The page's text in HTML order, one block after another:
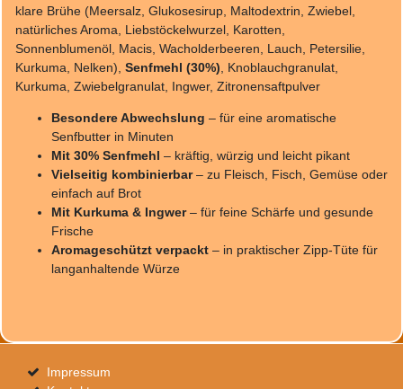
klare Brühe (Meersalz, Glukosesirup, Maltodextrin, Zwiebel,
natürliches Aroma, Liebstöckelwurzel, Karotten,
Sonnenblumenöl, Macis, Wacholderbeeren, Lauch, Petersilie,
Kurkuma, Nelken), Senfmehl (30%) , Knoblauchgranulat,
Kurkuma, Zwiebelgranulat, Ingwer, Zitronensaftpulver
Besondere Abwechslung – für eine aromatische
Senfbutter in Minuten
Mit 30% Senfmehl – kräftig, würzig und leicht pikant
Vielseitig kombinierbar– zu Fleisch, Fisch, Gemüse oder
einfach auf Brot
Mit Kurkuma & Ingwer– für feine Schärfe und gesunde
Frische
Aromageschützt verpackt – in praktischer Zipp-Tüte für
langanhaltende Würze
Impressum